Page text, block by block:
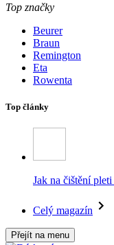
Top značky
Beurer
Braun
Remington
Eta
Rowenta
Top články
Jak na čištění
Celý magazín
Přejít na menu